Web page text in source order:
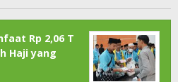
Rp 2,06 T
Haji yang